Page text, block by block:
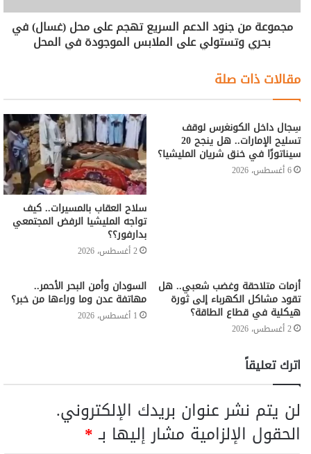
مجموعة من جنود الدعم السريع تهجم على محل (غسال) في
بحري وتستولي على الملابس الموجودة في المحل
مقالات ذات صلة
سِجال داخل الكونغرس لوقف
تسليح الإمارات.. هل ينجح 20
سيناتورًا في خنق شريان المليشيا؟
6 أغسطس، 2026
سلاح العقاب بالمسيرات.. كيف
تواجه المليشيا الرفض المجتمعي
بدارفور؟؟
2 أغسطس، 2026
أزمات متلاحقة وغضب شعبي.. هل
تقود مشاكل الكهرباء إلى ثورة
هيكلية في قطاع الطاقة؟
2 أغسطس، 2026
السودان وأمن البحر الأحمر..
مهاتفة عدن وما وراءها من خبر؟
1 أغسطس، 2026
اترك تعليقاً
لن يتم نشر عنوان بريدك الإلكتروني.
الحقول الإلزامية مشار إليها بـ*